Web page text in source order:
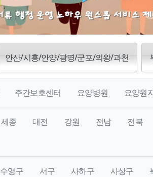
안산/시흥/안양/광명/군포/의왕/과천
주간보호센터 요양병원 요양원
세종 대전 강원 전남 전북
수영구 서구 사하구 사상구